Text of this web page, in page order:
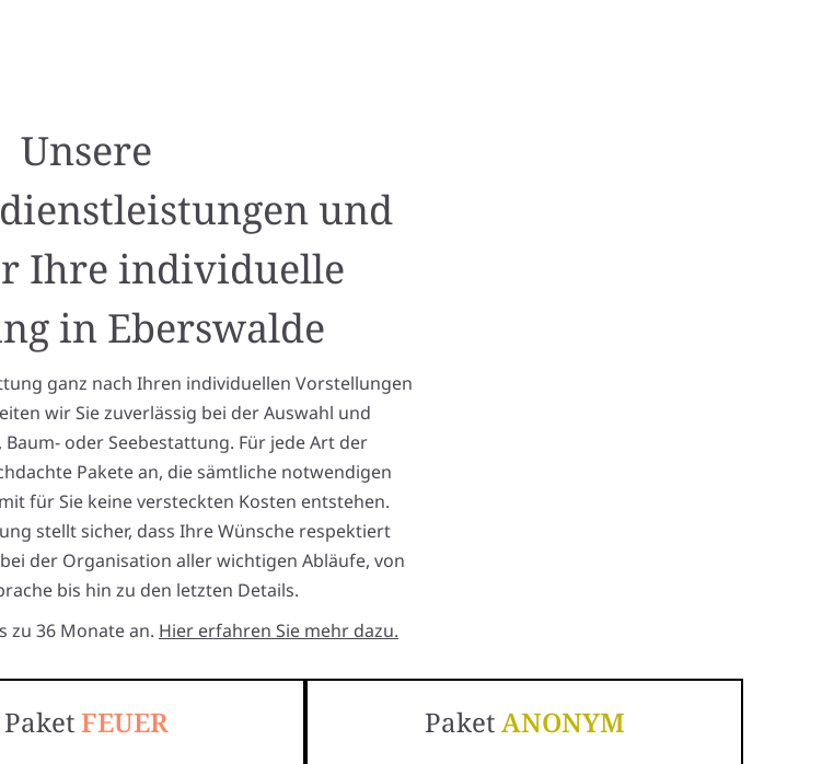
Unsere
und
Ihre individuelle
in Eberswalde
ganz nach Ihren individuellen Vorstellungen
wir Sie zuverlässig bei der Auswahl und
Baum- oder Seebestattung. Für jede Art der
Pakete an, die sämtliche notwendigen
für Sie keine versteckten Kosten entstehen.
stellt sicher, dass Ihre Wünsche respektiert
der Organisation aller wichtigen Abläufe, von
bis hin zu den letzten Details.
zu 36 Monate an. Hier erfahren Sie mehr dazu.
PaketFEUER
PaketANONYM